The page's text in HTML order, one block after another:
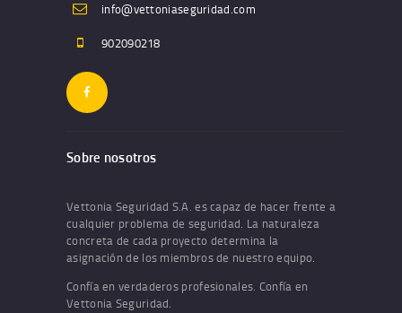
info@vettoniaseguridad.com
902090218
Sobre nosotros
Vettonia Seguridad S.A. es capaz de hacer frente a
cualquier problema de seguridad. La naturaleza
concreta de cada proyecto determina la
asignación de los miembros de nuestro equipo.
Confía en verdaderos profesionales. Confía en
Vettonia Seguridad.